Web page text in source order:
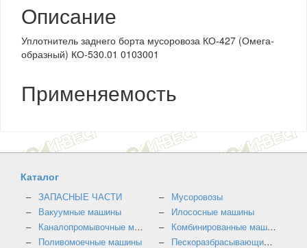
Описание
Уплотнитель заднего борта мусоровоза КО-427 (Омега-
образный) КО-530.01 0103001
Применяемость
Каталог
ЗАПАСНЫЕ ЧАСТИ
Мусоровозы
Вакуумные машины
Илососные машины
Каналопромывочные машины
Комбинированные машины
Поливомоечные машины
Пескоразбрасывающие машины